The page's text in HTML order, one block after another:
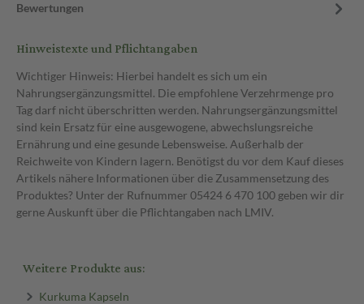
Bewertungen
Hinweistexte und Pflichtangaben
Wichtiger Hinweis: Hierbei handelt es sich um ein
Nahrungsergänzungsmittel. Die empfohlene Verzehrmenge pro
Tag darf nicht überschritten werden. Nahrungsergänzungsmittel
sind kein Ersatz für eine ausgewogene, abwechslungsreiche
Ernährung und eine gesunde Lebensweise. Außerhalb der
Reichweite von Kindern lagern. Benötigst du vor dem Kauf dieses
Artikels nähere Informationen über die Zusammensetzung des
Produktes? Unter der Rufnummer 05424 6 470 100 geben wir dir
gerne Auskunft über die Pflichtangaben nach LMIV.
Weitere Produkte aus:
Kurkuma Kapseln